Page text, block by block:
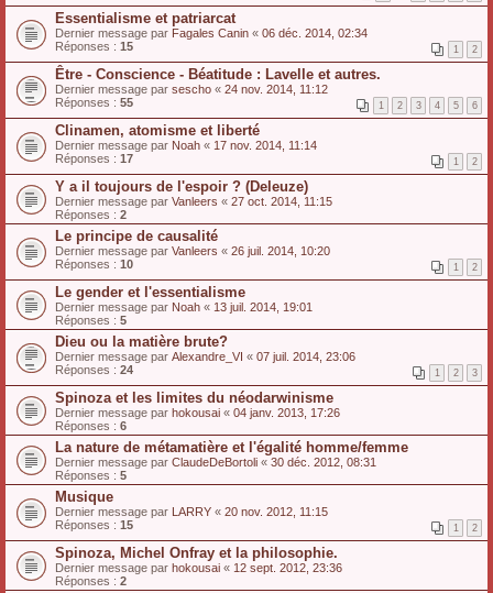
Essentialisme et patriarcat
Dernier message par Fagales Canin « 06 déc. 2014, 02:34
Réponses : 15 1 2
Être - Conscience - Béatitude : Lavelle et autres.
Dernier message par sescho « 24 nov. 2014, 11:12
Réponses : 55 1 2 3 4 5 6
Clinamen, atomisme et liberté
Dernier message par Noah « 17 nov. 2014, 11:14
Réponses : 17 1 2
Y a il toujours de l'espoir ? (Deleuze)
Dernier message par Vanleers « 27 oct. 2014, 11:15
Réponses : 2
Le principe de causalité
Dernier message par Vanleers « 26 juil. 2014, 10:20
Réponses : 10 1 2
Le gender et l'essentialisme
Dernier message par Noah « 13 juil. 2014, 19:01
Réponses : 5
Dieu ou la matière brute?
Dernier message par Alexandre_VI « 07 juil. 2014, 23:06
Réponses : 24 1 2 3
Spinoza et les limites du néodarwinisme
Dernier message par hokousai « 04 janv. 2013, 17:26
Réponses : 6
La nature de métamatière et l'égalité homme/femme
Dernier message par ClaudeDeBortoli « 30 déc. 2012, 08:31
Réponses : 5
Musique
Dernier message par LARRY « 20 nov. 2012, 11:15
Réponses : 15 1 2
Spinoza, Michel Onfray et la philosophie.
Dernier message par hokousai « 12 sept. 2012, 23:36
Réponses : 2